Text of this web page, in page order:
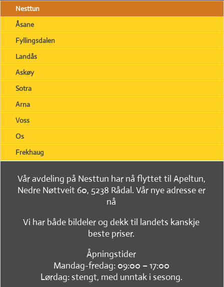
Nesttun
Åsane
Fyllingsdalen
Landås
Askøy
Sotra
Arna
Voss
Os
Frekhaug
Vår avdeling på Nesttun har nå flyttet til Apeltun,
Nedre Nøttveit 60, 5238 Rådal. Vår nye adresse er
nå
Vi har både bildeler og dekk til landets kanskje
beste priser.
Åpningstider
Mandag-fredag: 09:00 – 17:00
Lørdag: stengt, med unntak i sesong.